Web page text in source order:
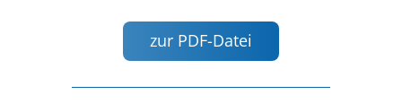
zur PDF-Datei